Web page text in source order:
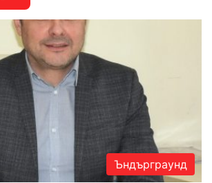
Ъндърграунд